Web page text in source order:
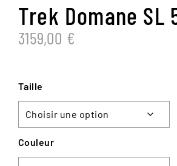
Trek Domane SL
3159,00 €
Taille
Couleur